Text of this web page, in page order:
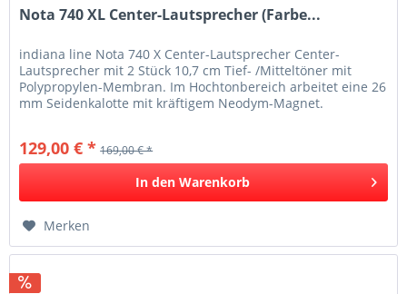
Nota 740 XL Center-Lautsprecher (Farbe...
indiana line Nota 740 X Center-Lautsprecher Center-
Lautsprecher mit 2 Stück 10,7 cm Tief- /Mitteltöner mit
Polypropylen-Membran. Im Hochtonbereich arbeitet eine 26
mm Seidenkalotte mit kräftigem Neodym-Magnet.
129,00 € * 169,00 € *
In den Warenkorb
Merken